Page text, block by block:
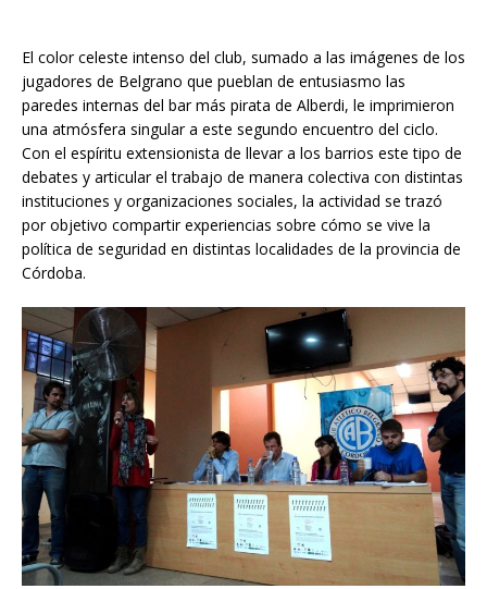
El color celeste intenso del club, sumado a las imágenes de los
jugadores de Belgrano que pueblan de entusiasmo las
paredes internas del bar más pirata de Alberdi, le imprimieron
una atmósfera singular a este segundo encuentro del ciclo.
Con el espíritu extensionista de llevar a los barrios este tipo de
debates y articular el trabajo de manera colectiva con distintas
instituciones y organizaciones sociales, la actividad se trazó
por objetivo compartir experiencias sobre cómo se vive la
política de seguridad en distintas localidades de la provincia de
Córdoba.